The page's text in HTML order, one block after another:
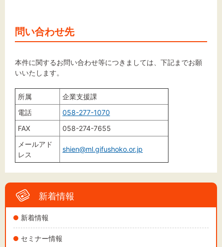
黒
新着情報
新着情報
セミナー情報
問い合わせ先
本件に関するお問い合わせ等につきましては、下記までお願
いいたします。
所属
企業支援課
電話
058-277-1070
FAX
058-274-7655
メールアド
レス
shien@ml.gifushoko.or.jp